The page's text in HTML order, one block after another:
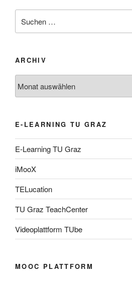
nach:
ARCHIV
E-LEARNING TU GRAZ
E-Learning TU Graz
iMooX
TELucation
TU Graz TeachCenter
Videoplattform TUbe
MOOC PLATTFORM